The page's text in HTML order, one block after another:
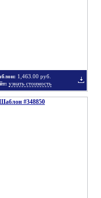
1,463.00 руб.
узнать стоимость
#348850